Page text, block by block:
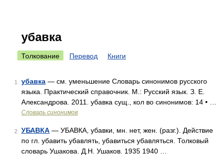
убавка
Толкование Перевод Книги
1 убавка — см. уменьшение Словарь синонимов русского
языка. Практический справочник. М.: Русский язык. З. Е.
Александрова. 2011. убавка сущ., кол во синонимов: 14 • …
Словарь синонимов
2 УБАВКА — УБАВКА, убавки, мн. нет, жен. (разг.). Действие
по гл. убавить убавлять, убавиться убавляться. Толковый
словарь Ушакова. Д.Н. Ушаков. 1935 1940 …